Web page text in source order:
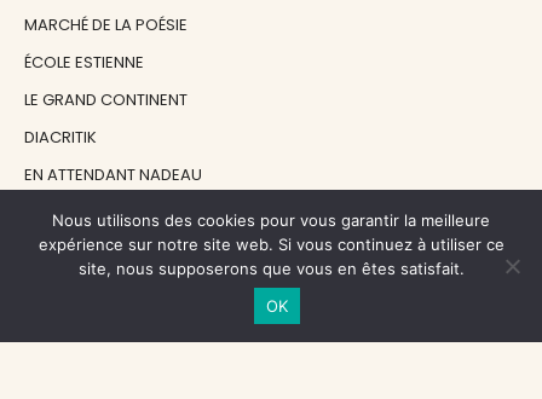
MARCHÉ DE LA POÉSIE
ÉCOLE ESTIENNE
LE GRAND CONTINENT
DIACRITIK
EN ATTENDANT NADEAU
NOS SOUTIENS
Nous utilisons des cookies pour vous garantir la meilleure
expérience sur notre site web. Si vous continuez à utiliser ce
site, nous supposerons que vous en êtes satisfait.
OK